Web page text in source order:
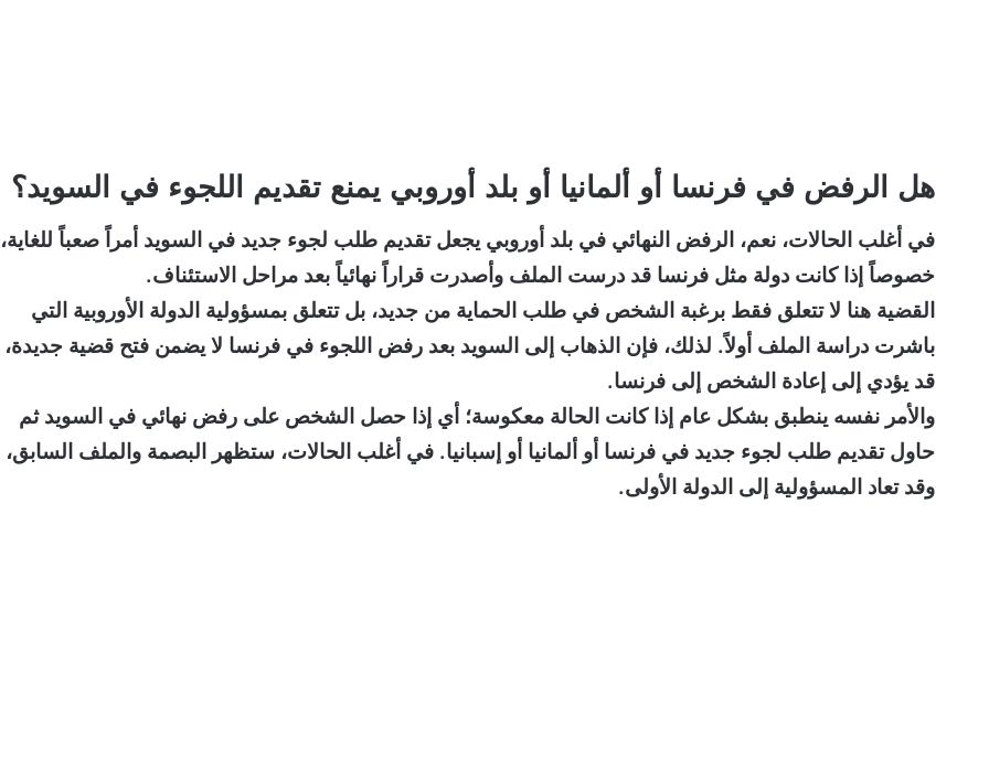
هل الرفض في فرنسا أو ألمانيا أو بلد أوروبي يمنع تقديم اللجوء في السويد؟
في أغلب الحالات، نعم، الرفض النهائي في بلد أوروبي يجعل تقديم طلب لجوء جديد في السويد أمراً صعباً للغاية،
خصوصاً إذا كانت دولة مثل فرنسا قد درست الملف وأصدرت قراراً نهائياً بعد مراحل الاستئناف.
القضية هنا لا تتعلق فقط برغبة الشخص في طلب الحماية من جديد، بل تتعلق بمسؤولية الدولة الأوروبية التي
باشرت دراسة الملف أولاً. لذلك، فإن الذهاب إلى السويد بعد رفض اللجوء في فرنسا لا يضمن فتح قضية جديدة،
قد يؤدي إلى إعادة الشخص إلى فرنسا.
والأمر نفسه ينطبق بشكل عام إذا كانت الحالة معكوسة؛ أي إذا حصل الشخص على رفض نهائي في السويد ثم
حاول تقديم طلب لجوء جديد في فرنسا أو ألمانيا أو إسبانيا. في أغلب الحالات، ستظهر البصمة والملف السابق،
وقد تعاد المسؤولية إلى الدولة الأولى.